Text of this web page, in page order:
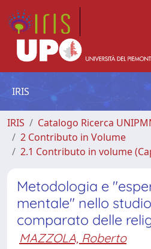
IRIS
IRIS
Catalogo Ricerca
2 Contributo in Volume
2.1 Contributo in volume
Metodologia e
mentale" nello
comparato delle
MAZZOLA, Roberto